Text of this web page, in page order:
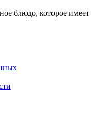
блюдо, которое имеет